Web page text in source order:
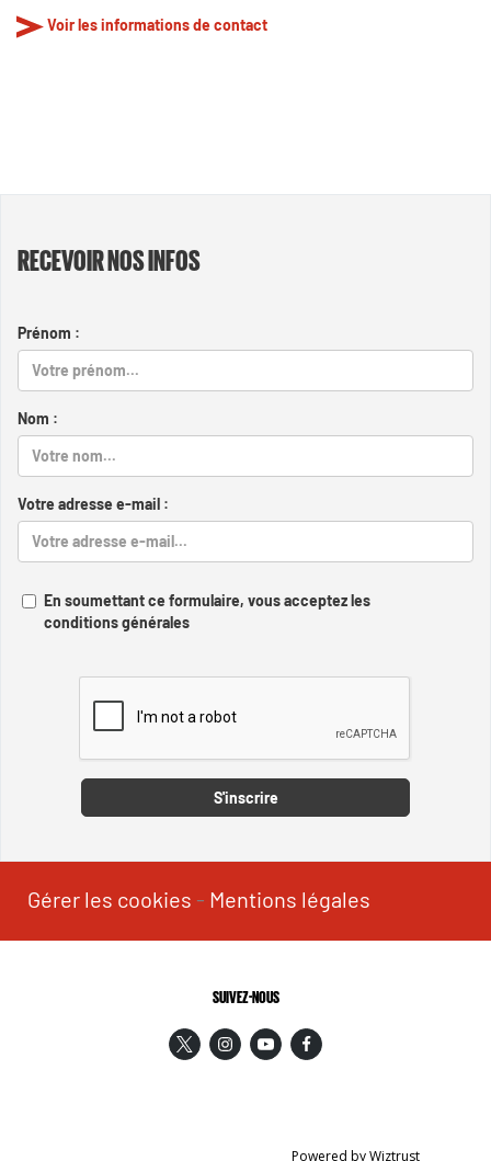
Voir les informations de contact
RECEVOIR NOS INFOS
Prénom :
Nom :
Votre adresse e-mail :
En soumettant ce formulaire, vous acceptez les
conditions générales
S'inscrire
Gérer les cookies - Mentions légales
SUIVEZ-NOUS
Powered by Wiztrust